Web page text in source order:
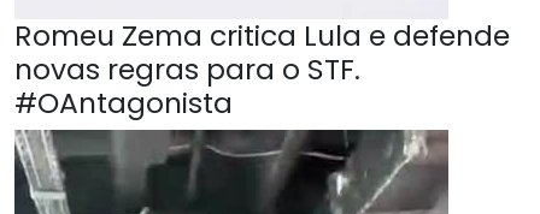
Romeu Zema critica Lula e defende
novas regras para o STF.
#OAntagonista